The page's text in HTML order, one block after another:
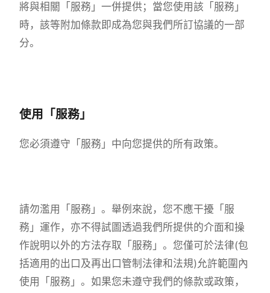
將與相關「服務」一併提供；當您使用該「服務」
時，該等附加條款即成為您與我們所訂協議的一部
分。
使用「服務」
您必須遵守「服務」中向您提供的所有政策。
請勿濫用「服務」。舉例來說，您不應干擾「服
務」運作，亦不得試圖透過我們所提供的介面和操
作說明以外的方法存取「服務」。您僅可於法律(包
括適用的出口及再出口管制法律和法規)允許範圍內
使用「服務」。如果您未遵守我們的條款或政策，